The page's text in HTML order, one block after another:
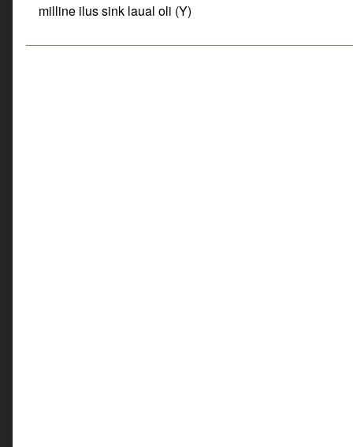
Ingrid
on
milline ilus sink laual oli (Y)